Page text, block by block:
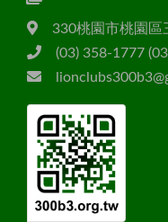
330桃園市桃園區
(03) 358-1777